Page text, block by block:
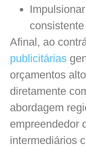
consistente
Afinal, ao
publicitárias
orçamentos
diretamente
abordagem
empreendedor
intermediários